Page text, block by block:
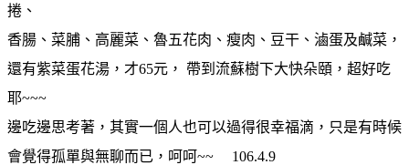
捲、
香腸、菜脯、高麗菜、魯五花肉、瘦肉、豆干、滷蛋及鹹菜，
還有紫菜蛋花湯，才65元， 帶到流蘇樹下大快朵頤，超好吃
耶~~~
邊吃邊思考著，其實一個人也可以過得很幸福滴，只是有時候
會覺得孤單與無聊而已，呵呵~~ 106.4.9